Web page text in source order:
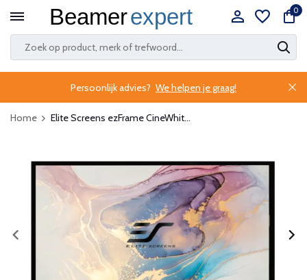
0
Persoonlijk advies? We helpen je graag!
Home Elite Screens ezFrame CineWhit...